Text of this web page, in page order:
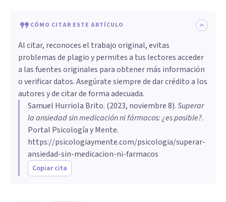
CÓMO CITAR ESTE ARTÍCULO
Al citar, reconoces el trabajo original, evitas
problemas de plagio y permites a tus lectores acceder
a las fuentes originales para obtener más información
o verificar datos. Asegúrate siempre de dar crédito a los
autores y de citar de forma adecuada.
Samuel Hurriola Brito. (2023, noviembre 8).Superar
la ansiedad sin medicación ni fármacos: ¿es posible?.
Portal Psicología y Mente.
https://psicologiaymente.com/psicologia/superar-
ansiedad-sin-medicacion-ni-farmacos
Copiar cita